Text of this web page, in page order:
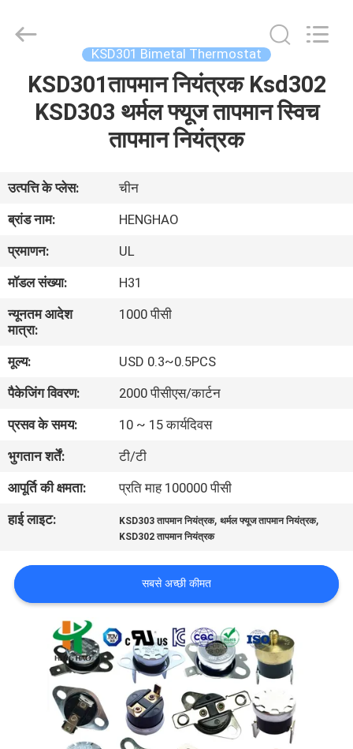
वीआर
दिखाएँ
हमारे
बारे
में
फैक्टरी
यात्रा
गुणवत्ता
नियंत्रण
हमसे
करें
समाचार
Electric
Reserved.
KSD301 Bimetal Thermostat
KSD301तापमान नियंत्रक Ksd302
KSD303 थर्मल फ्यूज तापमान स्विच
तापमान नियंत्रक
उत्पत्ति के प्लेस:
चीन
ब्रांड नाम:
HENGHAO
प्रमाणन:
UL
मॉडल संख्या:
H31
न्यूनतम आदेश
मात्रा:
1000 पीसी
मूल्य:
USD 0.3~0.5PCS
पैकेजिंग विवरण:
2000 पीसीएस/कार्टन
प्रसव के समय:
10 ~ 15 कार्यदिवस
भुगतान शर्तें:
टी/टी
आपूर्ति की क्षमता:
प्रति माह 100000 पीसी
हाई लाइट:
KSD303 तापमान नियंत्रक,थर्मल फ्यूज तापमान नियंत्रक,
KSD302 तापमान नियंत्रक
सबसे अच्छी कीमत